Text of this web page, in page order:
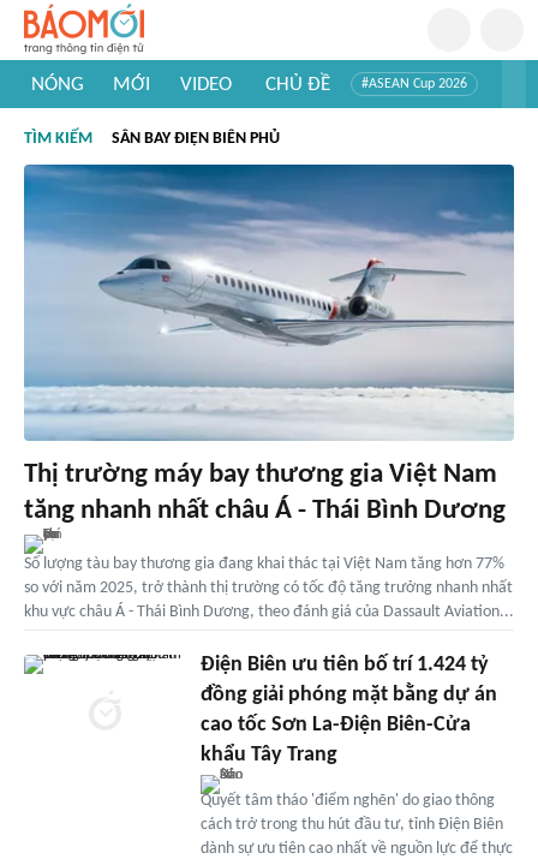
NÓNG MỚI VIDEO CHỦ ĐỀ #ASEAN Cup 2026
#Khám phá thế giới
TÌM KIẾM SÂN BAY ĐIỆN BIÊN PHỦ
Thị trường máy bay thương gia Việt Nam
tăng nhanh nhất châu Á - Thái Bình Dương
Số lượng tàu bay thương gia đang khai thác tại Việt Nam tăng hơn 77%
so với năm 2025, trở thành thị trường có tốc độ tăng trưởng nhanh nhất
khu vực châu Á - Thái Bình Dương, theo đánh giá của Dassault Aviation...
Điện Biên ưu tiên bố trí 1.424 tỷ
đồng giải phóng mặt bằng dự án
cao tốc Sơn La-Điện Biên-Cửa
khẩu Tây Trang
Quyết tâm tháo 'điểm nghẽn' do giao thông
cách trở trong thu hút đầu tư, tỉnh Điện Biên
dành sự ưu tiên cao nhất về nguồn lực để thực